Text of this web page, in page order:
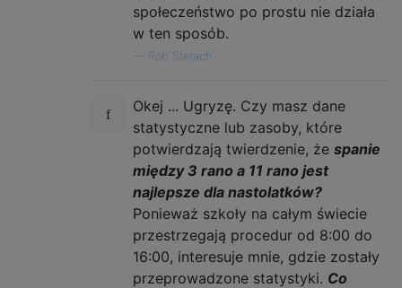
społeczeństwo po prostu nie działa
w ten sposób.
Rob Sterach
Okej ... Ugryzę. Czy masz dane
statystyczne lub zasoby, które
potwierdzają twierdzenie, że spanie
między 3 rano a 11 rano jest
najlepsze dla nastolatków?
Ponieważ szkoły na całym świecie
przestrzegają procedur od 8:00 do
16:00, interesuje mnie, gdzie zostały
przeprowadzone statystyki. Co